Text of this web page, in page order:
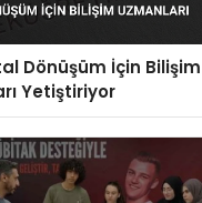
Dönüşüm İçin Bilişim
Yetiştiriyor